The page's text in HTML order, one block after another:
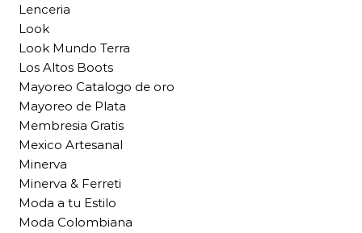
Lenceria
Look
Look Mundo Terra
Los Altos Boots
Mayoreo Catalogo de oro
Mayoreo de Plata
Membresia Gratis
Mexico Artesanal
Minerva
Minerva & Ferreti
Moda a tu Estilo
Moda Colombiana